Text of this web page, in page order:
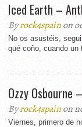
Iced Earth –
Byrock4spainon
No os asustéis,
qué coño, cuando
Ozzy Osbourne
Byrock4spainon
Viernes, primero de